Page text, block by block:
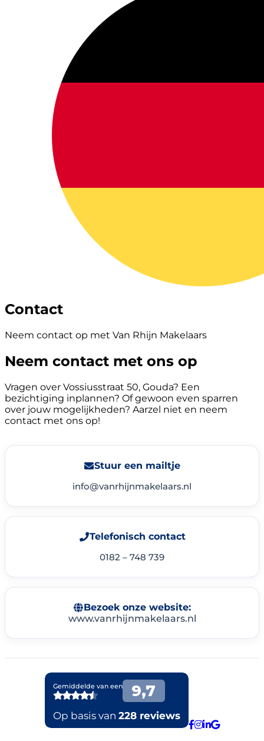
Contact
Neem contact op met Van Rhijn Makelaars
Neem contact met ons op
Vragen over Vossiusstraat 50, Gouda? Een
bezichtiging inplannen? Of gewoon even sparren
over jouw mogelijkheden? Aarzel niet en neem
contact met ons op!
Stuur een mailtje
info@vanrhijnmakelaars.nl
Telefonisch contact
0182 – 748 739
Bezoek onze website:
www.vanrhijnmakelaars.nl